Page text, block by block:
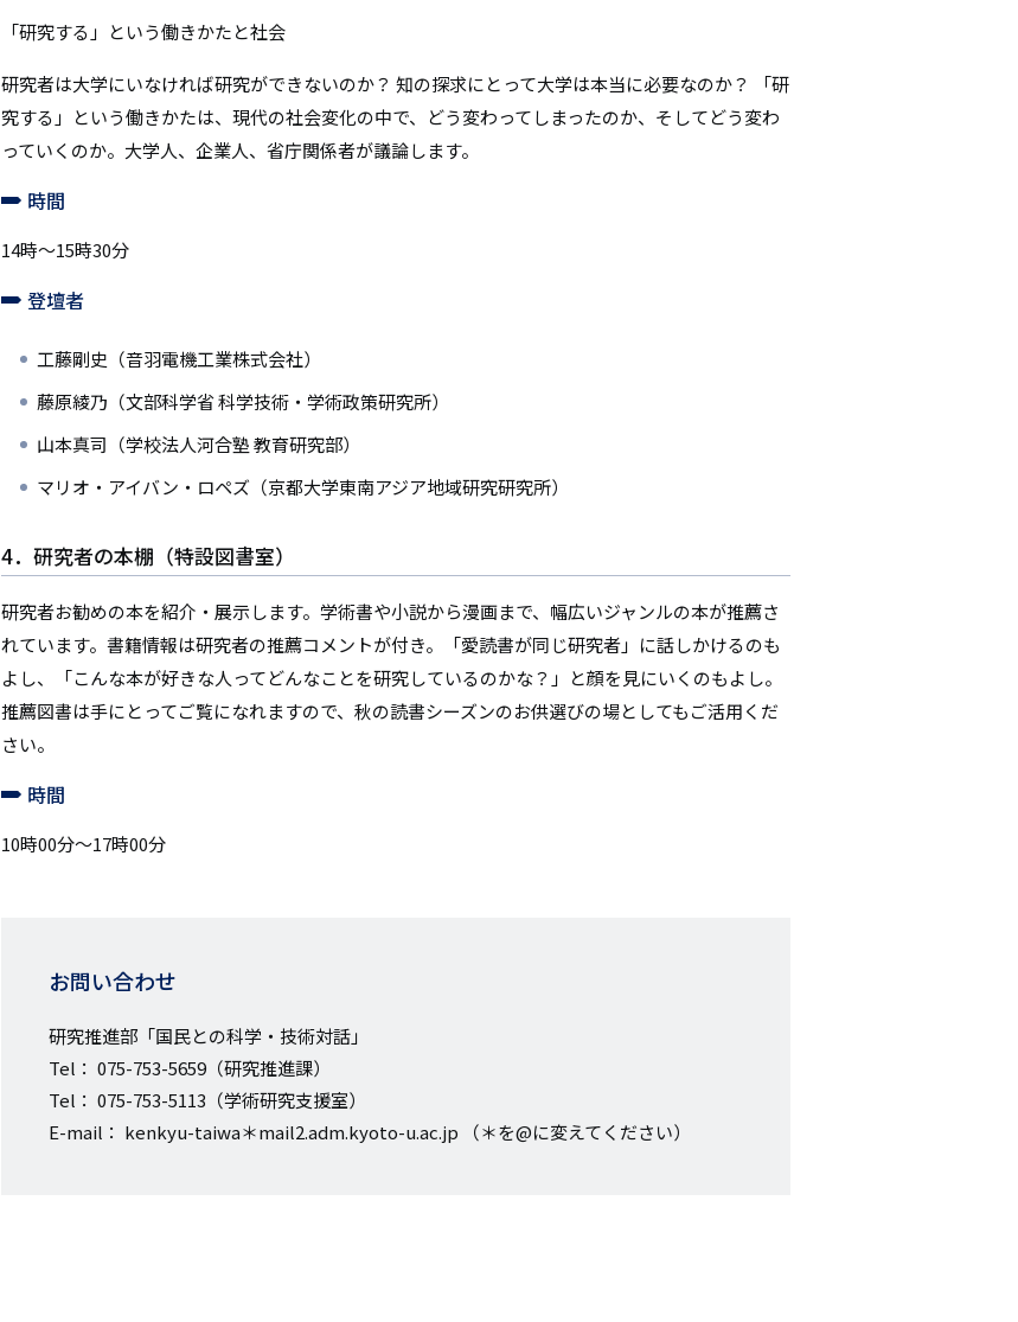
「研究する」という働きかたと社会
研究者は大学にいなければ研究ができないのか？ 知の探求にとって大学は本当に必要なのか？ 「研
究する」という働きかたは、現代の社会変化の中で、どう変わってしまったのか、そしてどう変わ
っていくのか。大学人、企業人、省庁関係者が議論します。
時間
14時～15時30分
登壇者
工藤剛史（音羽電機工業株式会社）
藤原綾乃（文部科学省 科学技術・学術政策研究所）
山本真司（学校法人河合塾 教育研究部）
マリオ・アイバン・ロペズ（京都大学東南アジア地域研究研究所）
4．研究者の本棚（特設図書室）
研究者お勧めの本を紹介・展示します。学術書や小説から漫画まで、幅広いジャンルの本が推薦さ
れています。書籍情報は研究者の推薦コメントが付き。「愛読書が同じ研究者」に話しかけるのも
よし、「こんな本が好きな人ってどんなことを研究しているのかな？」と顔を見にいくのもよし。
推薦図書は手にとってご覧になれますので、秋の読書シーズンのお供選びの場としてもご活用くだ
さい。
時間
10時00分～17時00分
お問い合わせ
研究推進部「国民との科学・技術対話」
Tel： 075-753-5659（研究推進課）
Tel： 075-753-5113（学術研究支援室）
E-mail： kenkyu-taiwa＊mail2.adm.kyoto-u.ac.jp （＊を@に変えてください）